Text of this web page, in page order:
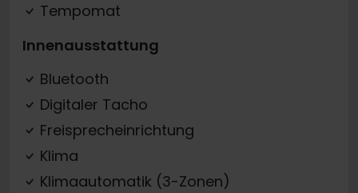
Tempomat
Innenausstattung
Bluetooth
Digitaler Tacho
Freisprecheinrichtung
Klima
Klimaautomatik (3-Zonen)